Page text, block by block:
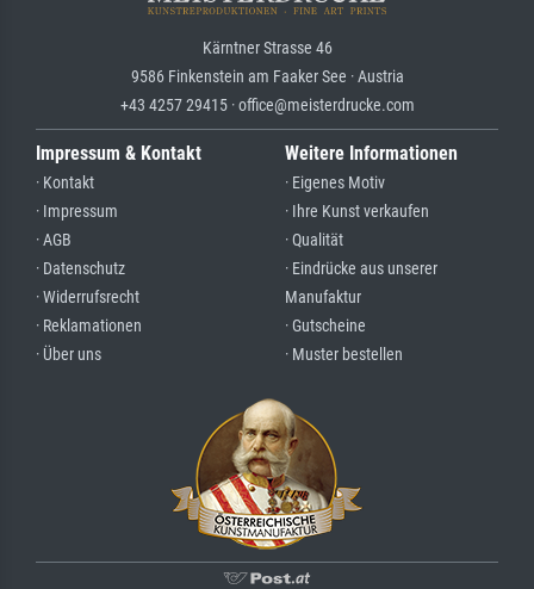
Kärntner Strasse 46
9586 Finkenstein am Faaker See · Austria
+43 4257 29415 · office@meisterdrucke.com
Impressum & Kontakt
· Kontakt
· Impressum
· AGB
· Datenschutz
· Widerrufsrecht
· Reklamationen
· Über uns
Weitere Informationen
· Eigenes Motiv
· Ihre Kunst verkaufen
· Qualität
· Eindrücke aus unserer
Manufaktur
· Gutscheine
· Muster bestellen